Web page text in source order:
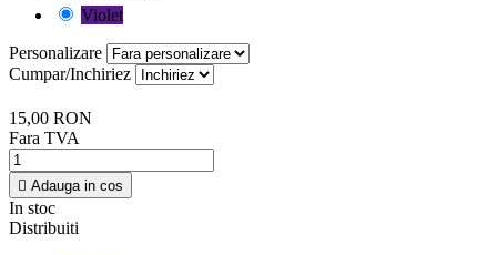
Violet
Personalizare
Cumpar/Inchiriez
15,00 RON
Fara TVA
 Adauga in cos
In stoc
Distribuiti